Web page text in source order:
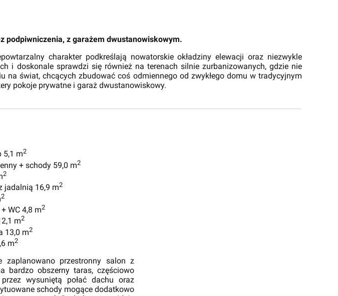
podpiwniczenia, z garażem dwustanowiskowym.
charakter podkreślają nowatorskie okładziny elewacji oraz niezwykle
i doskonale sprawdzi się również na terenach silnie zurbanizowanych, gdzie nie
świat, chcących zbudować coś odmiennego od zwykłego domu w tradycyjnym
pokoje prywatne i garaż dwustanowiskowy.
5,1 m2
+ schody 59,0 m2
2
jadalnią 16,9 m2
2
WC 4,8 m2
m2
13,0 m2
m2
zaplanowano przestronny salon z
bardzo obszerny taras, częściowo
wysuniętą połać dachu oraz
schody mogące dodatkowo